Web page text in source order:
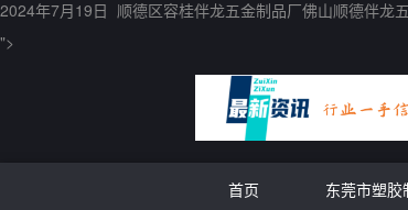
2024年7月19日 顺德区容桂伴龙五金制品厂佛山顺德伴龙
">
首页 东莞市塑胶